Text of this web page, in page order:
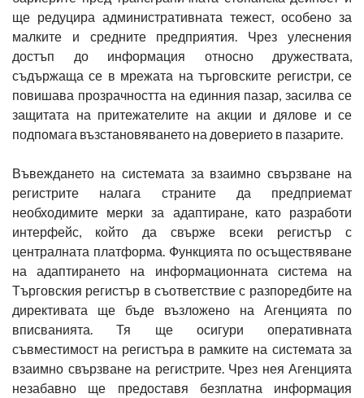
ще редуцира административната тежест, особено за
малките и средните предприятия. Чрез улеснения
достъп до информация относно дружествата,
съдържаща се в мрежата на търговските регистри, се
повишава прозрачността на единния пазар, засилва се
защитата на притежателите на акции и дялове и се
подпомага възстановяването на доверието в пазарите.
Въвеждането на системата за взаимно свързване на
регистрите налага страните да предприемат
необходимите мерки за адаптиране, като разработи
интерфейс, който да свърже всеки регистър с
централната платформа. Функцията по осъществяване
на адаптирането на информационната система на
Търговския регистър в съответствие с разпоредбите на
директивата ще бъде възложено на Агенцията по
вписванията. Тя ще осигури оперативната
съвместимост на регистъра в рамките на системата за
взаимно свързване на регистрите. Чрез нея Агенцията
незабавно ще предоставя безплатна информация